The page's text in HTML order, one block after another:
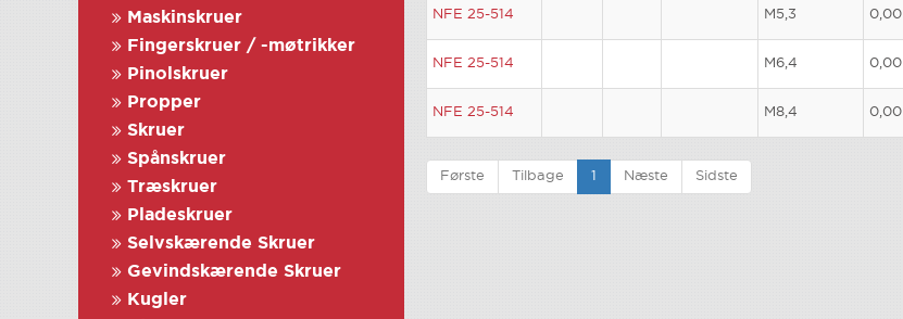
Maskinskruer
Fingerskruer / -møtrikker
Pinolskruer
Propper
Skruer
Spånskruer
Træskruer
Pladeskruer
Selvskærende Skruer
Gevindskærende Skruer
Kugler
NFE 25-514 M5,3 0,00
NFE 25-514 M6,4 0,00
NFE 25-514 M8,4 0,00
Første Tilbage 1 Næste Sidste